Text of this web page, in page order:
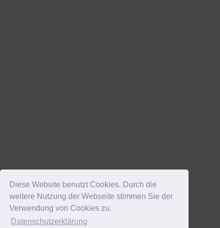
Diese Website benutzt Cookies. Durch die
weitere Nutzung der Webseite stimmen Sie der
Verwendung von Cookies zu.
Datenschutzerklärung